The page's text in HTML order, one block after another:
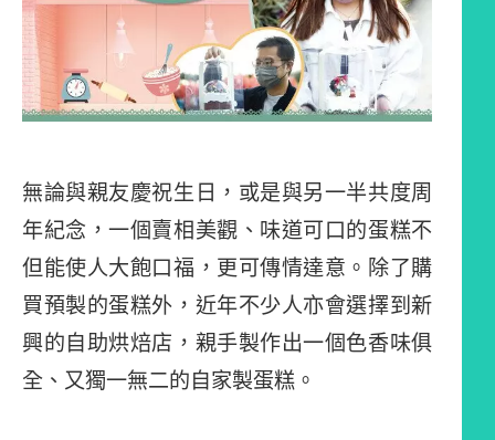
無論與親友慶祝生日，或是與另一半共度周
年紀念，一個賣相美觀、味道可口的蛋糕不
但能使人大飽口福，更可傳情達意。除了購
買預製的蛋糕外，近年不少人亦會選擇到新
興的自助烘焙店，親手製作出一個色香味俱
全、又獨一無二的自家製蛋糕。